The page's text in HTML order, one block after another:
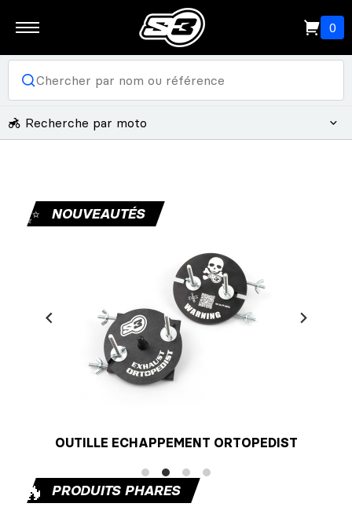
0
Recherche par moto
✨ NOUVEAUTÉS
OUTILLE ECHAPPEMENT ORTOPEDIST
🔥 PRODUITS PHARES